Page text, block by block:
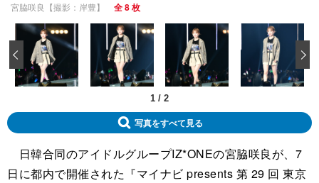
宮脇咲良【撮影：岸豊】 全 8 枚
1 / 2
‹
写真をすべて見る
日韓合同のアイドルグループIZ*ONEの宮脇咲良が、7
日に都内で開催された『マイナビ presents 第 29 回 東京